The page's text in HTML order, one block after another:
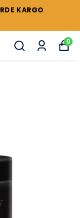
KARGO
0